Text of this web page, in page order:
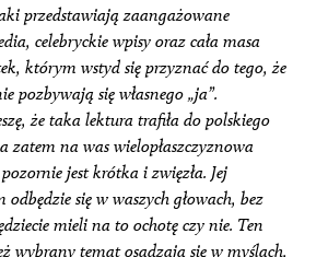
przedstawiają zaangażowane
celebryckie wpisy oraz cała masa
którym wstyd się przyznać do tego, że
pozbywają się własnego „ja”.
że taka lektura trafiła do polskiego
zatem na was wielopłaszczyznowa
jest krótka i zwięzła. Jej
się w waszych głowach, bez
mieli na to ochotę czy nie. Ten
wybrany temat osadzają się w myślach,